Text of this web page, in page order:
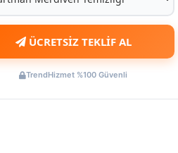
ÜCRETSİZ TEKLİF AL
TrendHizmet %100 Güvenli